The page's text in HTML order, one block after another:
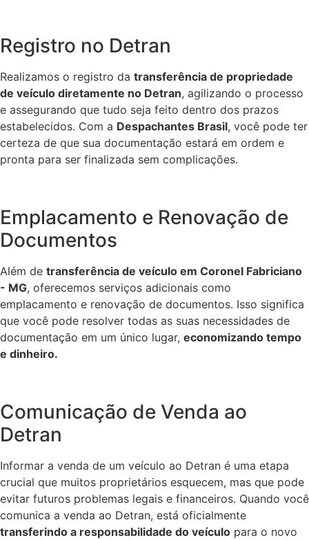
Registro no Detran
Realizamos o registro da transferência de propriedade
de veículo diretamente no Detran, agilizando o processo
e assegurando que tudo seja feito dentro dos prazos
estabelecidos. Com a Despachantes Brasil, você pode ter
certeza de que sua documentação estará em ordem e
pronta para ser finalizada sem complicações.
Emplacamento e Renovação de
Documentos
Além de transferência de veículo em Coronel Fabriciano
- MG, oferecemos serviços adicionais como
emplacamento e renovação de documentos. Isso significa
que você pode resolver todas as suas necessidades de
documentação em um único lugar, economizando tempo
e dinheiro.
Comunicação de Venda ao
Detran
Informar a venda de um veículo ao Detran é uma etapa
crucial que muitos proprietários esquecem, mas que pode
evitar futuros problemas legais e financeiros. Quando você
comunica a venda ao Detran, está oficialmente
transferindo a responsabilidade do veículo para o novo